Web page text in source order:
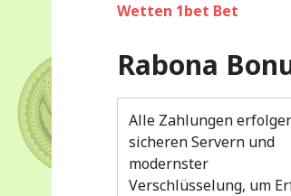
Wetten 1bet Bet
Rabona
Alle Zahlungen
sicheren Servern und
modernster
Verschlüsselung, um